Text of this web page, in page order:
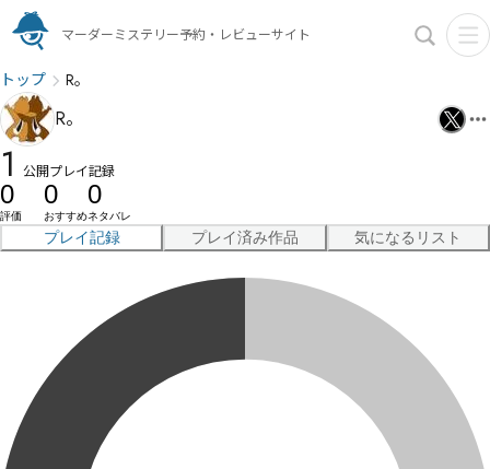
マーダーミステリー予約・レビューサイト
トップ R。
R。
1 公開プレイ記録
0
評価
0
おすすめ
0
ネタバレ
プレイ記録 プレイ済み作品 気になるリスト